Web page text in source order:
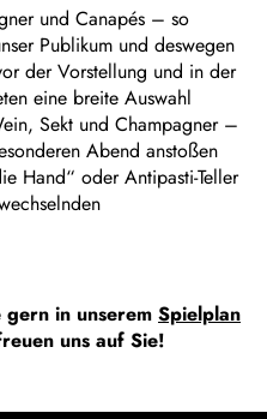
und Canapés – so
Publikum und deswegen
der Vorstellung und in der
eine breite Auswahl
Sekt und Champagner –
Abend anstoßen
Hand“ oder Antipasti-Teller
in unserem Spielplan
uns auf Sie!